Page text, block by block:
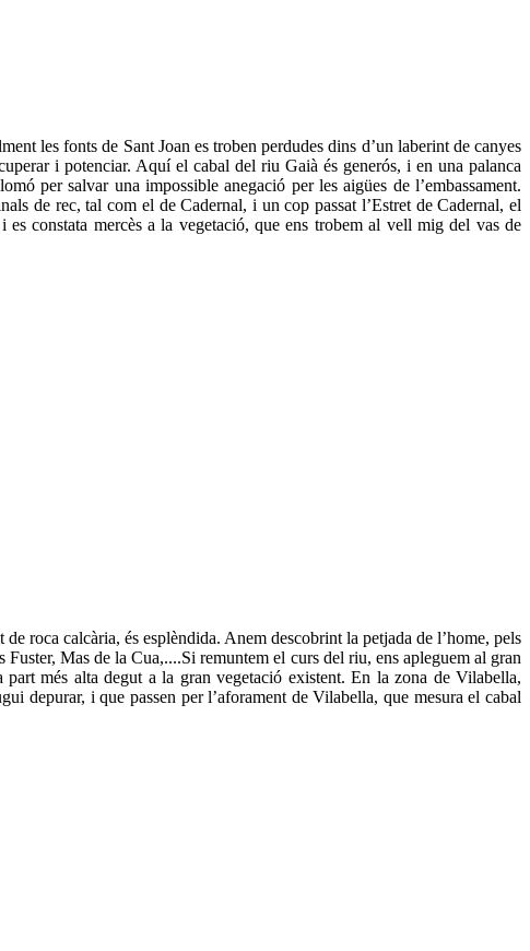
les fonts de Sant Joan es troben perdudes dins d’un laberint de canyes
i potenciar. Aquí el cabal del riu Gaià és generós, i en una palanca
per salvar una impossible anegació per les aigües de l’embassament.
de rec, tal com el de Cadernal, i un cop passat l’Estret de Cadernal, el
constata mercès a la vegetació, que ens trobem al vell mig del vas de
roca calcària, és esplèndida. Anem descobrint la petjada de l’home, pels
Mas de la Cua,....Si remuntem el curs del riu, ens apleguem al gran
més alta degut a la gran vegetació existent. En la zona de Vilabella,
depurar, i que passen per l’aforament de Vilabella, que mesura el cabal